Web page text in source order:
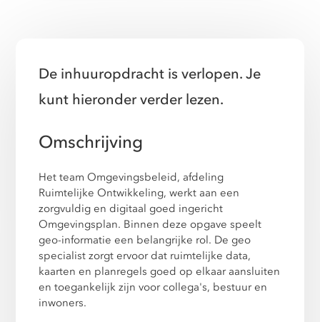
De inhuuropdracht is verlopen. Je
kunt hieronder verder lezen.
Omschrijving
Het team Omgevingsbeleid, afdeling
Ruimtelijke Ontwikkeling, werkt aan een
zorgvuldig en digitaal goed ingericht
Omgevingsplan. Binnen deze opgave speelt
geo-informatie een belangrijke rol. De geo
specialist zorgt ervoor dat ruimtelijke data,
kaarten en planregels goed op elkaar aansluiten
en toegankelijk zijn voor collega's, bestuur en
inwoners.